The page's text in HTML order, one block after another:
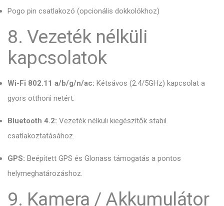
Pogo pin csatlakozó (opcionális dokkolókhoz)
8. Vezeték nélküli
kapcsolatok
Wi-Fi 802.11 a/b/g/n/ac: Kétsávos (2.4/5GHz) kapcsolat a
gyors otthoni netért.
Bluetooth 4.2: Vezeték nélküli kiegészítők stabil
csatlakoztatásához.
GPS: Beépített GPS és Glonass támogatás a pontos
helymeghatározáshoz.
9. Kamera / Akkumulátor